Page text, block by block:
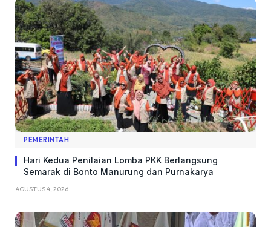
PEMERINTAH
Hari Kedua Penilaian Lomba PKK Berlangsung
Semarak di Bonto Manurung dan Purnakarya
AGUSTUS 4, 2026